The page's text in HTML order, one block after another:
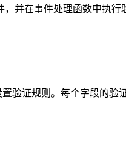
在事件处理函数中执行
证规则。每个字段的验